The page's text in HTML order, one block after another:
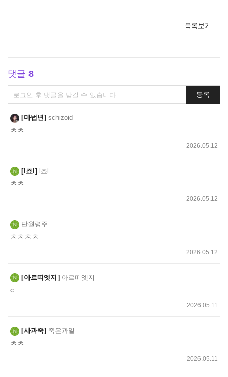
목록보기
댓글 8
댓
글
쓰
기
등록
마법년 schizoid
ㅊㅊ
2026.05.12
l죠l l죠l
ㅊㅊ
2026.05.12
단월령주
ㅊㅊㅊㅊ
2026.05.12
아르띠엣지 아르띠엣지
c
2026.05.11
사과죽 죽은과일
ㅊㅊ
2026.05.11